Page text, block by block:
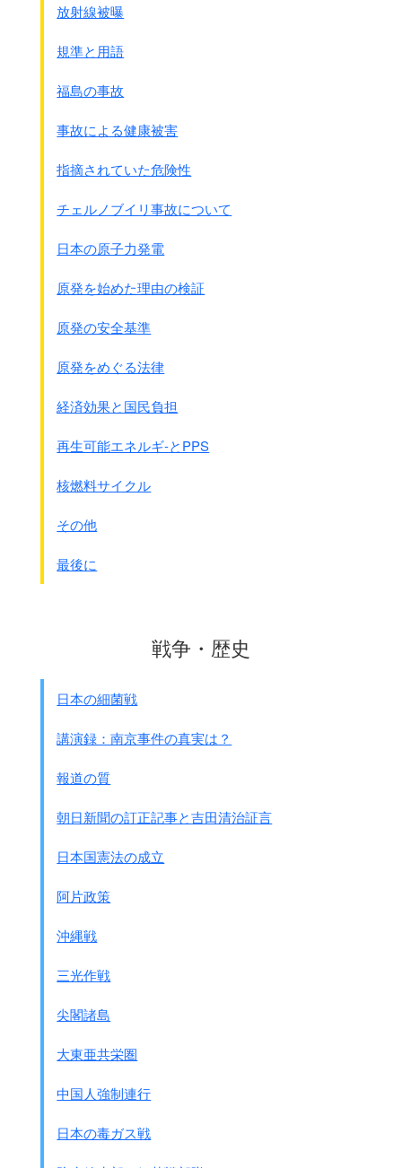
放射線被曝
規準と用語
福島の事故
事故による健康被害
指摘されていた危険性
チェルノブイリ事故について
日本の原子力発電
原発を始めた理由の検証
原発の安全基準
原発をめぐる法律
経済効果と国民負担
再生可能エネルギ-とPPS
核燃料サイクル
その他
最後に
戦争・歴史
日本の細菌戦
講演録：南京事件の真実は？
報道の質
朝日新聞の訂正記事と吉田清治証言
日本国憲法の成立
阿片政策
沖縄戦
三光作戦
尖閣諸島
大東亜共栄圏
中国人強制連行
日本の毒ガス戦